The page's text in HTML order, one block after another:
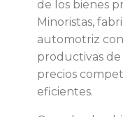
d
e
de los bienes
Minoristas,
automotriz
productivas
precios
eficientes.